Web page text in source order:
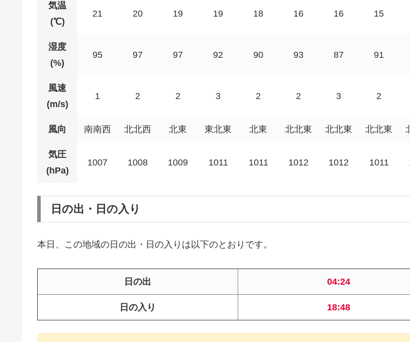
気温
(℃)
21 20 19 19 18 16 16 15
湿度
(%)
95 97 97 92 90 93 87 91
風速
(m/s)
1 2 2 3 2 2 3 2
風向 南南西 北北西 北東 東北東 北東 北北東 北北東 北北東
気圧
(hPa)
1007 1008 1009 1011 1011 1012 1012 1011
日の出・日の入り
本日、この地域の日の出・日の入りは以下のとおりです。
日の出 04:24
日の入り 18:48